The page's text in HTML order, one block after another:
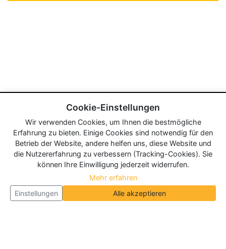
Cookie-Einstellungen
Wir verwenden Cookies, um Ihnen die bestmögliche
Erfahrung zu bieten. Einige Cookies sind notwendig für den
Betrieb der Website, andere helfen uns, diese Website und
die Nutzererfahrung zu verbessern (Tracking-Cookies). Sie
können Ihre Einwilligung jederzeit widerrufen.
Mehr erfahren
Einstellungen
Alle akzeptieren